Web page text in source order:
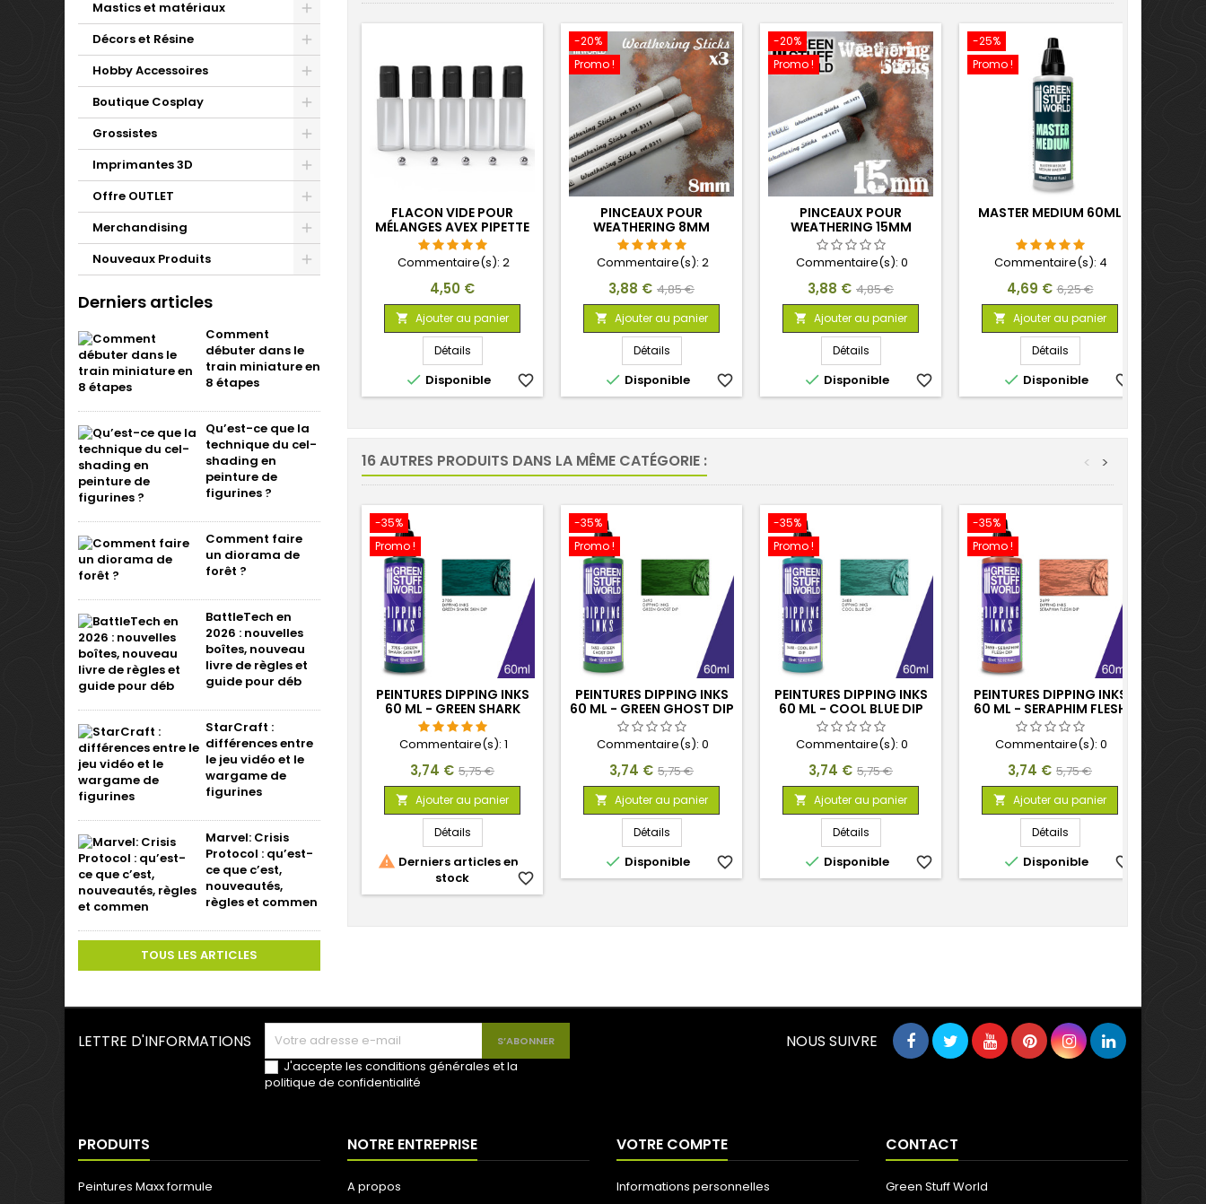
Mastics et matériaux
Décors et Résine
Hobby Accessoires
Boutique Cosplay
Grossistes
Imprimantes 3D
Offre OUTLET
Merchandising
Nouveaux Produits
Derniers articles
Comment
débuter dans le
train miniature en
8 étapes
Qu’est-ce que la
technique du cel-
shading en
peinture de
figurines ?
Comment faire
un diorama de
forêt ?
BattleTech en
2026 : nouvelles
boîtes, nouveau
livre de règles et
guide pour déb
StarCraft :
différences entre
le jeu vidéo et le
wargame de
figurines
Marvel: Crisis
Protocol : qu’est-
ce que c’est,
nouveautés,
règles et commen
TOUS LES ARTICLES
FLACON VIDE POUR
MÉLANGES AVEX PIPETTE
DOSEUSE ET BILLES
AGITATEURS
Commentaire(s): 2
Prix
4,50 €
 Ajouter au panier
Détails
 Disponible favorite_border
-20%
Promo !
PINCEAUX POUR
WEATHERING 8MM
Commentaire(s): 2
Prix
3,88 € Prix
de
base
4,85 €
 Ajouter au panier
Détails
 Disponible favorite_border
-20%
Promo !
PINCEAUX POUR
WEATHERING 15MM
Commentaire(s): 0
Prix
3,88 € Prix
de
base
4,85 €
 Ajouter au panier
Détails
 Disponible favorite_border
-25%
Promo !
MASTER MEDIUM 60ML
Commentaire(s): 4
Prix
4,69 € Prix
de
base
6,25 €
 Ajouter au panier
Détails
 Disponible favorite_border
16 AUTRES PRODUITS DANS LA MÊME CATÉGORIE : >
<
-35%
Promo !
PEINTURES DIPPING INKS
60 ML - GREEN SHARK
SKIN DIP
Commentaire(s): 1
Prix
3,74 € Prix
de
base
5,75 €
 Ajouter au panier
Détails
 Derniers articles en
stock
favorite_border
-35%
Promo !
PEINTURES DIPPING INKS
60 ML - GREEN GHOST DIP
Commentaire(s): 0
Prix
3,74 € Prix
de
base
5,75 €
 Ajouter au panier
Détails
 Disponible favorite_border
-35%
Promo !
PEINTURES DIPPING INKS
60 ML - COOL BLUE DIP
Commentaire(s): 0
Prix
3,74 € Prix
de
base
5,75 €
 Ajouter au panier
Détails
 Disponible favorite_border
-35%
Promo !
PEINTURES DIPPING INKS
60 ML - SERAPHIM FLESH
DIP
Commentaire(s): 0
Prix
3,74 € Prix
de
base
5,75 €
 Ajouter au panier
Détails
 Disponible favorite_border
LETTRE D'INFORMATIONS
J'accepte les conditions générales et la
politique de confidentialité
NOUS SUIVRE
PRODUITS
Peintures Maxx formule
NOTRE ENTREPRISE
A propos
VOTRE COMPTE
Informations personnelles
CONTACT
Green Stuff World